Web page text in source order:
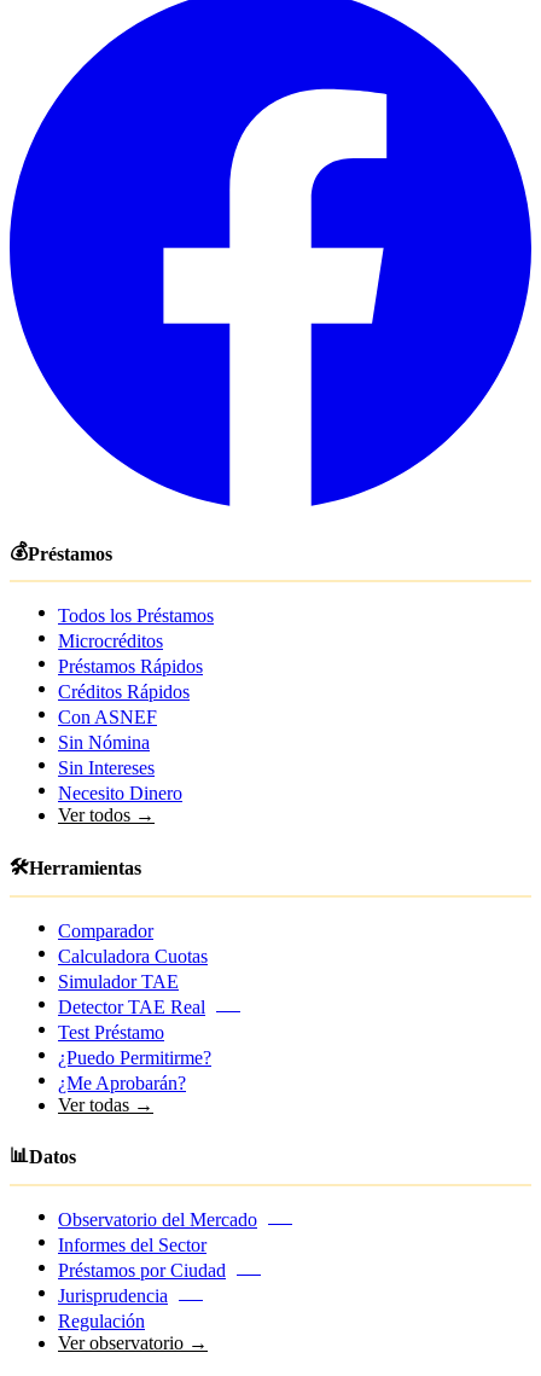
💰Préstamos
Todos los Préstamos
Microcréditos
Préstamos Rápidos
Créditos Rápidos
Con ASNEF
Sin Nómina
Sin Intereses
Necesito Dinero
Ver todos →
🛠️Herramientas
Comparador
Calculadora Cuotas
Simulador TAE
Detector TAE Real
Test Préstamo
¿Puedo Permitirme?
¿Me Aprobarán?
Ver todas →
📊Datos
Observatorio del Mercado
Informes del Sector
Préstamos por Ciudad
Jurisprudencia
Regulación
Ver observatorio →